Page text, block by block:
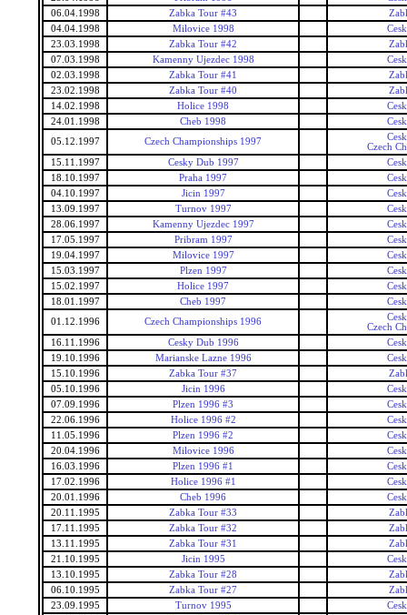
06.04.1998
Zabka Tour #43
04.04.1998
Milovice 1998
23.03.1998
Zabka Tour #42
07.03.1998
Kamenny Ujezdec 1998
02.03.1998
Zabka Tour #41
23.02.1998
Zabka Tour #40
14.02.1998
Holice 1998
24.01.1998
Cheb 1998
05.12.1997
Czech Championships 1997
Czech
15.11.1997
Cesky Dub 1997
18.10.1997
Praha 1997
04.10.1997
Jicin 1997
13.09.1997
Turnov 1997
28.06.1997
Kamenny Ujezdec 1997
17.05.1997
Pribram 1997
19.04.1997
Milovice 1997
15.03.1997
Plzen 1997
15.02.1997
Holice 1997
18.01.1997
Cheb 1997
01.12.1996
Czech Championships 1996
Czech
16.11.1996
Cesky Dub 1996
19.10.1996
Marianske Lazne 1996
15.10.1996
Zabka Tour #37
05.10.1996
Jicin 1996
07.09.1996
Plzen 1996 #3
22.06.1996
Holice 1996 #2
11.05.1996
Plzen 1996 #2
20.04.1996
Milovice 1996
16.03.1996
Plzen 1996 #1
17.02.1996
Holice 1996 #1
20.01.1996
Cheb 1996
20.11.1995
Zabka Tour #33
17.11.1995
Zabka Tour #32
13.11.1995
Zabka Tour #31
21.10.1995
Jicin 1995
13.10.1995
Zabka Tour #28
06.10.1995
Zabka Tour #27
23.09.1995
Turnov 1995